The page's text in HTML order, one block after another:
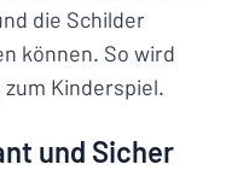
die Schilder
können. So wird
Kinderspiel.
und Sicher